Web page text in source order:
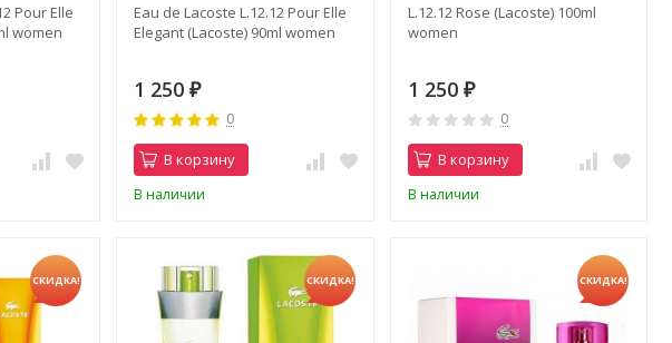
Pour Elle
women
Eau de Lacoste L.12.12 Pour Elle
Elegant (Lacoste) 90ml women
1 250₽
0
В корзину
В наличии
L.12.12 Rose (Lacoste) 100ml
women
1 250 ₽
0
В корзину
В наличии
СКИДКА! СКИДКА! СКИДКА!